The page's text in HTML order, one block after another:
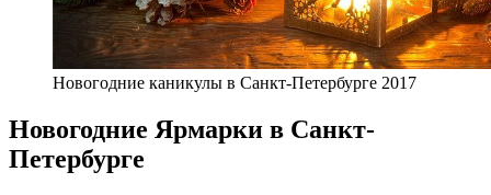
Новогодние каникулы в Санкт-Петербурге 2017
Новогодние Ярмарки в Санкт-
Петербурге